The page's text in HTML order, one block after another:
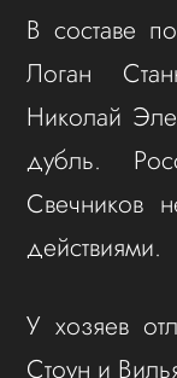
В составе
Логан
Николай
дубль.
Свечников
действиями.
У хозяев
Стоун и